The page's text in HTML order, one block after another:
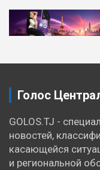
Навигация
по
Голос
GOLOS.TJ -
новостей,
касающейся
и региональной